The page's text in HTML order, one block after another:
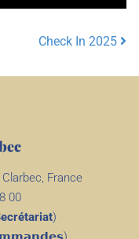
Check In 2025
France
00
)